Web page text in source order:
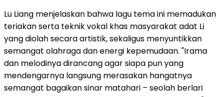
Lu Liang menjelaskan bahwa lagu tema ini memadukan
teriakan serta teknik vokal khas masyarakat adat Li
yang diolah secara artistik, sekaligus menyuntikkan
semangat olahraga dan energi kepemudaan. "Irama
dan melodinya dirancang agar siapa pun yang
mendengarnya langsung merasakan hangatnya
semangat bagaikan sinar matahari – seolah berlari